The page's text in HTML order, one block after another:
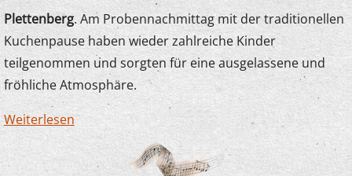
Plettenberg. Am Probennachmittag mit der traditionellen
Kuchenpause haben wieder zahlreiche Kinder
teilgenommen und sorgten für eine ausgelassene und
fröhliche Atmosphäre.
Weiterlesenüber Musik im Team - Probennachmittag und
Abschlusskonzert